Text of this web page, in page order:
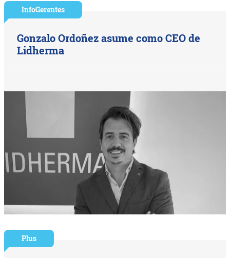
InfoGerentes
Gonzalo Ordoñez asume como CEO de
Lidherma
Plus